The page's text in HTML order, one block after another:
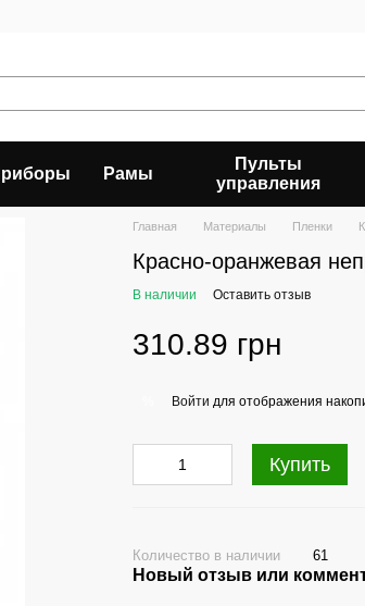
Рамы
Пульты
управления
Главная Материалы Пленки
Красно-оранжевая
В наличии Оставить отзыв
310.89 грн
Войти для отображения
Купить
Количество в наличии 61
Новый отзыв или